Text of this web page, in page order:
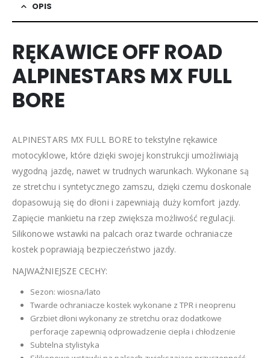
OPIS
RĘKAWICE OFF ROAD
ALPINESTARS MX FULL
BORE
ALPINESTARS MX FULL BORE to tekstylne rękawice
motocyklowe, które dzięki swojej konstrukcji umożliwiają
wygodną jazdę, nawet w trudnych warunkach. Wykonane są
ze stretchu i syntetycznego zamszu, dzięki czemu doskonale
dopasowują się do dłoni i zapewniają duży komfort jazdy.
Zapięcie mankietu na rzep zwiększa możliwość regulacji.
Silikonowe wstawki na palcach oraz twarde ochraniacze
kostek poprawiają bezpieczeństwo jazdy.
NAJWAŻNIEJSZE CECHY:
Sezon: wiosna/lato
Twarde ochraniacze kostek wykonane z TPR i neoprenu
Grzbiet dłoni wykonany ze stretchu oraz dodatkowe
perforacje zapewnią odprowadzenie ciepła i chłodzenie
Subtelna stylistyka